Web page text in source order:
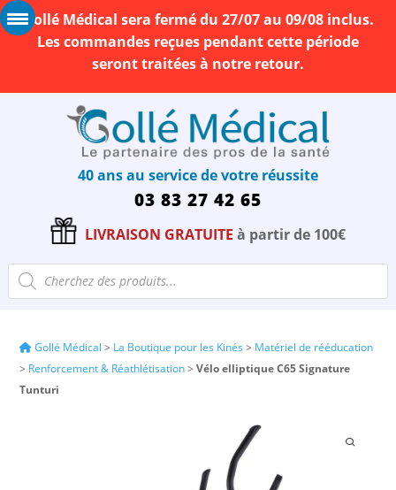
Gollé Médical sera fermé du 27/07 au 09/08 inclus.
Les commandes reçues pendant cette période
seront traitées à notre retour.
40 ans au service de votre réussite
03 83 27 42 65
LIVRAISON GRATUITE à partir de 100€
Recherche
de
produits
Gollé Médical > La Boutique pour les Kinés > Matériel de rééducation
> Renforcement & Réathlétisation>Vélo elliptique C65 Signature
Tunturi